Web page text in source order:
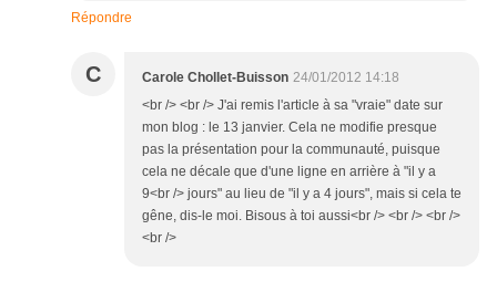
Répondre
C Carole Chollet-Buisson 24/01/2012 14:18
<br /> <br /> J'ai remis l'article à sa "vraie" date sur
mon blog : le 13 janvier. Cela ne modifie presque
pas la présentation pour la communauté, puisque
cela ne décale que d'une ligne en arrière à "il y a
9<br /> jours" au lieu de "il y a 4 jours", mais si cela te
gêne, dis-le moi. Bisous à toi aussi<br /> <br /> <br />
<br />